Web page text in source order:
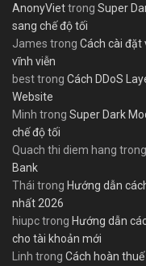
AnonyViettrong Super
sang chế độ tối
James trong Cách cài đặt
vĩnh viễn
besttrong Cách DDoS
Website
Minh trong Super Dark
chế độ tối
Quach thi diem hang trong
Bank
Thái trong Hướng dẫn
nhất 2026
hiupctrong Hướng dẫn
cho tài khoản mới
Linh trong Cách hoàn